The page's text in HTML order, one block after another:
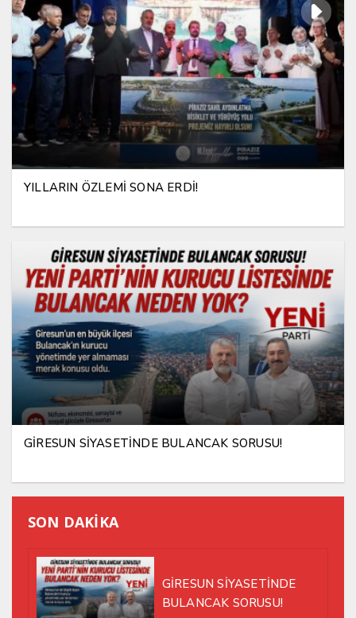
YILLARIN ÖZLEMİ SONA ERDİ!
GİRESUN SİYASETİNDE BULANCAK SORUSU!
SON DAKİKA
GİRESUN SİYASETİNDE
BULANCAK SORUSU!